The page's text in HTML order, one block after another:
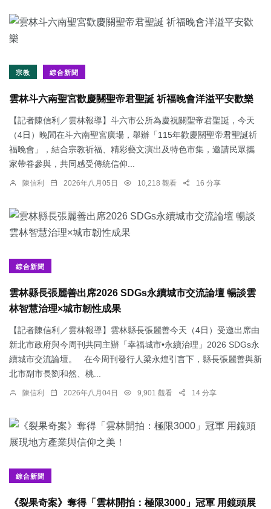
宗教 綜合新聞
雲林斗六南聖宮歡慶關聖帝君聖誕 祈福晚會洋溢平安歡樂
【記者陳信利／雲林報導】斗六市公所為慶祝關聖帝君聖誕，今天
（4日）晚間在斗六南聖宮廣場，舉辦「115年歡慶關聖帝君聖誕祈
福晚會」，結合宗教祈福、精彩藝文演出及特色市集，邀請民眾攜
家帶眷參與，共同感受傳統信仰...
陳信利 2026年八月05日 10,218 觀看 16 分享
綜合新聞
雲林縣長張麗善出席2026 SDGs永續城市交流論壇 暢談雲
林智慧治理×城市韌性成果
【記者陳信利／雲林報導】雲林縣長張麗善今天（4日）受邀出席由
新北市政府與今周刊共同主辦「幸福城市•永續治理」2026 SDGs永
續城市交流論壇。 在今周刊發行人梁永煌引言下，縣長張麗善與新
北市副市長劉和然、桃...
陳信利 2026年八月04日 9,901 觀看 14 分享
綜合新聞
《裂果奇案》奪得「雲林開拍：極限3000」冠軍 用鏡頭展